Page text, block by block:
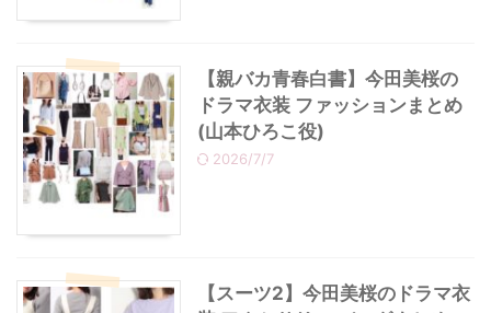
【親バカ青春白書】今田美桜の
ドラマ衣装 ファッションまとめ
(山本ひろこ役)
2026/7/7
【スーツ2】今田美桜のドラマ衣